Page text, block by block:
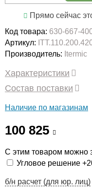
Прямо сейчас
Код товара: 630-667-
Артикул:
Производитель: Itermic
Характеристики
Состав поставки
Наличие по магазинам
100 825
С этим товаром можно
Угловое решение
б/н расчет (для юр. лиц)